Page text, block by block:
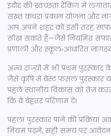
इंदौर की स्वच्छता रैंकिंग में
सख्त कचरा प्रबंधन योजना और
आप अपने शहर को इसी तरह साफ़
सीख सकते हैं—जैसे नियमित
प्रणाली और स्कूल‑आधारित
अन्य राज्यों में भी प्रथम
जैसे कृषि में बेस्ट फसल पुरस्कार
पहलें स्थानीय विकास को तेज़
कि वे बेहतर परिणाम दें।
पहला पुरस्कार पाने की
नियम पढ़ने, सही समय पर